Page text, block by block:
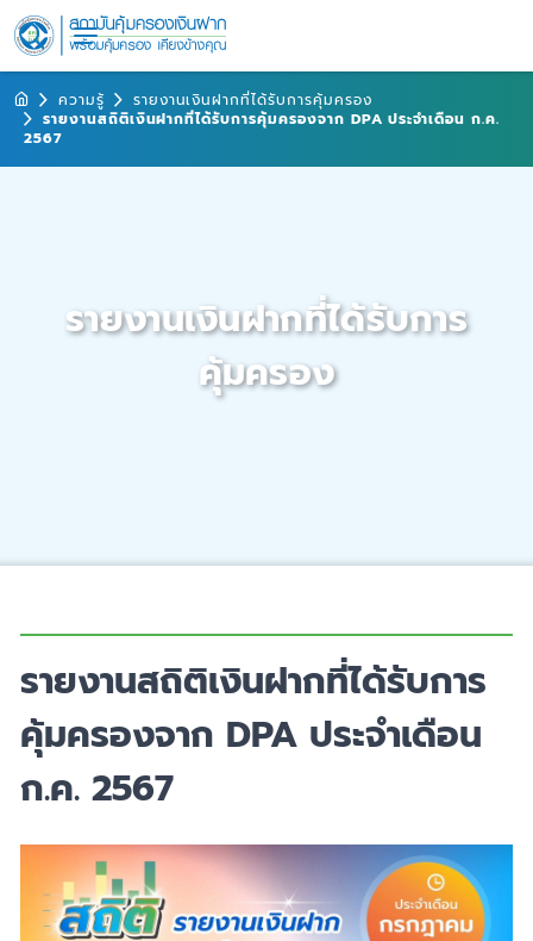
ความรู้
รายงานเงินฝากที่ได้รับการคุ้มครอง
รายงานสถิติเงินฝากที่ได้รับการคุ้มครองจาก DPA ประจำเดือน ก.ค.
2567
รายงานเงินฝากที่ได้รับการ
คุ้มครอง
รายงานสถิติเงินฝากที่ได้รับการ
คุ้มครองจาก DPA ประจำเดือน
ก.ค. 2567